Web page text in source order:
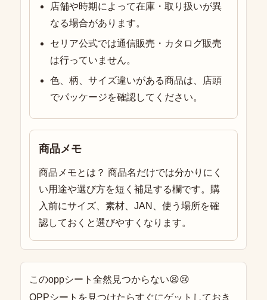
店舗や時期によって在庫・取り扱いが異
なる場合があります。
セリア公式では通信販売・カタログ販売
は行っていません。
色、柄、サイズ違いがある商品は、店頭
でパッケージを確認してください。
商品メモ
商品メモとは？ 商品名だけでは分かりにく
い用途や選び方を短く補足する欄です。購
入前にサイズ、素材、JAN、使う場所を確
認しておくと選びやすくなります。
このoppシート全然見つからない😫😢
OPPシートを見つけたらすぐにゲットしておき